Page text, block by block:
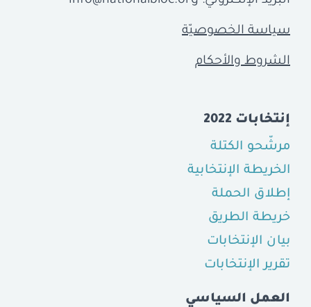
سياسة الخصوصيّة
الشروط والأحكام
إنتخابات 2022
مرشّحو الكتلة
الخريطة الإنتخابية
إطلاق الحملة
خريطة الطريق
بيان الإنتخابات
تقرير الإنتخابات
العمل السياسي